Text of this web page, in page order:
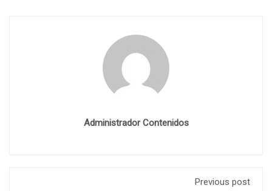
Administrador Contenidos
Previous post